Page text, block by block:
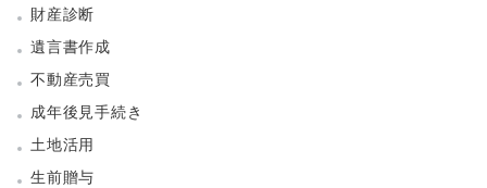
財産診断
遺言書作成
不動産売買
成年後見手続き
土地活用
生前贈与